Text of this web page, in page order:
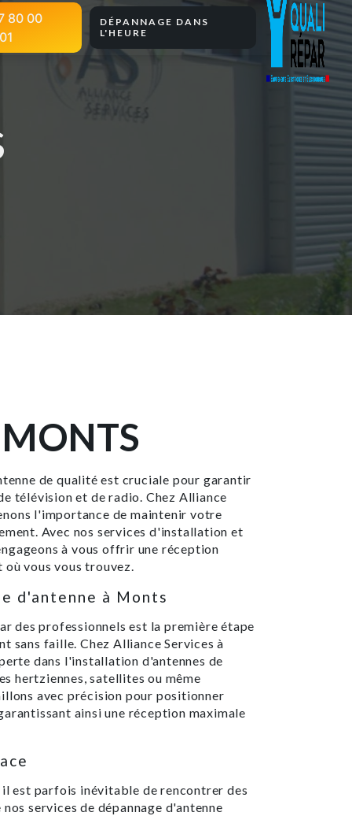
80 00
01
DÉPANNAGE DANS
L'HEURE
de qualité est cruciale pour garantir
télévision et de radio. Chez Alliance
l'importance de maintenir votre
Avec nos services d'installation et
à vous offrir une réception
vous vous trouvez.
d'antenne à Monts
des professionnels est la première étape
sans faille. Chez Alliance Services à
dans l'installation d'antennes de
hertziennes, satellites ou même
avec précision pour positionner
ainsi une réception maximale
est parfois inévitable de rencontrer des
services de dépannage d'antenne